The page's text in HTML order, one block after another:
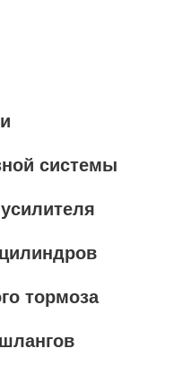
системы
тормоза